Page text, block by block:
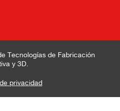
Tecnologías de Fabricación
y 3D.
privacidad